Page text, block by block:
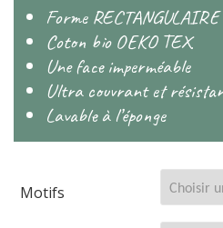
Forme RECTANGULAIRE
Coton bio OEKO TEX
Une face imperméable
Ultra couvrant et
Lavable à l’éponge
Motifs